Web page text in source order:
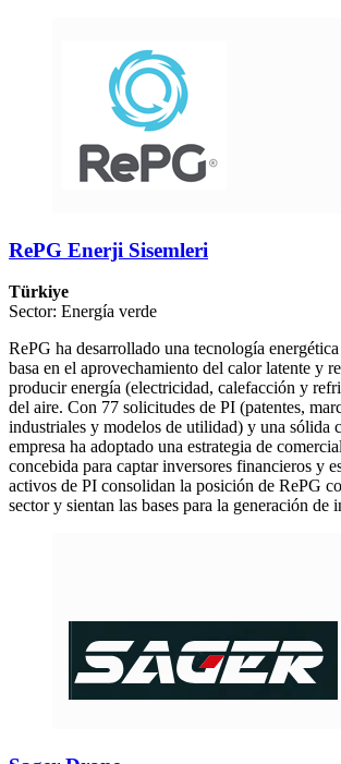
RePG Enerji Sisemleri
Türkiye
Sector: Energía verde
RePG ha desarrollado una tecnología
basa en el aprovechamiento del calor latente y
producir energía (electricidad, calefacción y
del aire. Con 77 solicitudes de PI (patentes,
industriales y modelos de utilidad) y una sólida
empresa ha adoptado una estrategia de
concebida para captar inversores financieros y
activos de PI consolidan la posición de RePG
sector y sientan las bases para la generación de